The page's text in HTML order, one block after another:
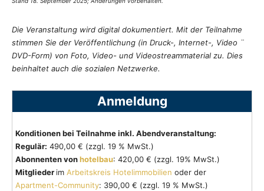
Die Veranstaltung wird digital dokumentiert. Mit der Teilnahme
stimmen Sie der Veröffentlichung (in Druck-, Internet-, Video ¨
DVD-Form) von Foto, Video- und Videostreammaterial zu. Dies
beinhaltet auch die sozialen Netzwerke.
Anmeldung
Konditionen bei Teilnahme inkl. Abendveranstaltung:
Regulär: 490,00 € (zzgl. 19 % MwSt.)
Abonnenten vonhotelbau: 420,00 € (zzgl. 19% MwSt.)
Mitglieder im Arbeitskreis Hotelimmobilien oder der
Apartment-Community: 390,00 € (zzgl. 19 % MwSt.)